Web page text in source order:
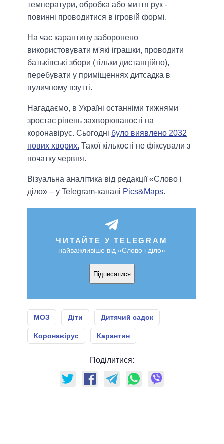
температури, обробка або миття рук -
повинні проводитися в ігровій формі.
На час карантину заборонено
використовувати м'які іграшки, проводити
батьківські збори (тільки дистанційно),
перебувати у приміщеннях дитсадка в
вуличному взутті.
Нагадаємо, в Україні останніми тижнями
зростає рівень захворюваності на
коронавірус. Сьогодні було виявлено 2032
нових хворих. Такої кількості не фіксували з
початку червня.
Візуальна аналітика від редакції «Слово і
діло» – у Telegram-каналі Pics&Maps.
ЧИТАЙТЕ У TELEGRAM
найважливіше від «Слово і діло»
Підписатися
МОЗ Діти Дитячий садок
Коронавірус Карантин
Поділитися: